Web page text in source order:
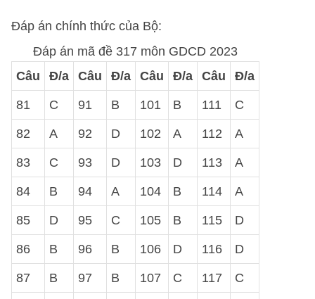
Đáp án chính thức của Bộ:
Đáp án mã đề 317 môn GDCD 2023
Câu
Đ/a Câu Đ/a Câu Đ/a Câu Đ/a
81 C 91 B 101 B 111 C
82 A 92 D 102 A 112 A
83 C 93 D 103 D 113 A
84 B 94 A 104 B 114 A
85 D 95 C 105 B 115 D
86 B 96 B 106 D 116 D
87 B 97 B 107 C 117 C